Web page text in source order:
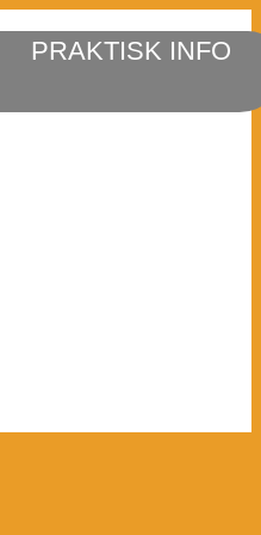
Vederlagsfri, Sportsskader,
Akupunktur,
Hjerneblødning, Gigt,
PRAKTISK INFO